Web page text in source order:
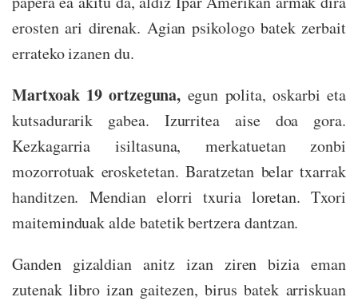
erosten ari direnak. Agian psikologo batek zerbait
errateko izanen du.
Martxoak 19 ortzeguna, egun polita, oskarbi eta
kutsadurarik gabea. Izurritea aise doa gora.
Kezkagarria isiltasuna, merkatuetan zonbi
mozorrotuak erosketetan. Baratzetan belar txarrak
handitzen. Mendian elorri txuria loretan. Txori
maiteminduak alde batetik bertzera dantzan.
Ganden gizaldian anitz izan ziren bizia eman
zutenak libro izan gaitezen, birus batek arriskuan